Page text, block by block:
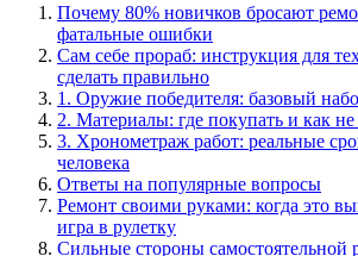
Почему 80% новичков бросают
фатальные ошибки
Сам себе прораб: инструкция для
сделать правильно
1. Оружие победителя: базовый
2. Материалы: где покупать и как не
3. Хронометраж работ: реальные
человека
Ответы на популярные вопросы
Ремонт своими руками: когда это
игра в рулетку
Сильные стороны самостоятельной